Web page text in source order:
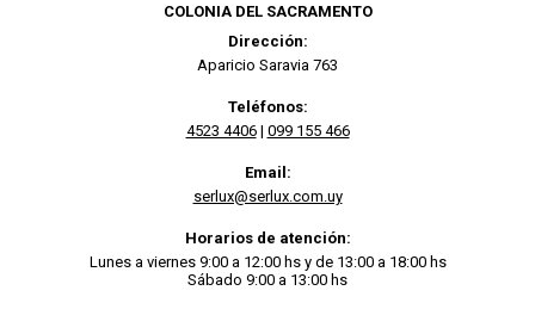
COLONIA DEL SACRAMENTO
Dirección:
Aparicio Saravia 763
Teléfonos:
4523 4406| 099 155 466
Email:
serlux@serlux.com.uy
Horarios de atención:
Lunes a viernes 9:00 a 12:00 hs y de 13:00 a 18:00 hs
Sábado 9:00 a 13:00 hs